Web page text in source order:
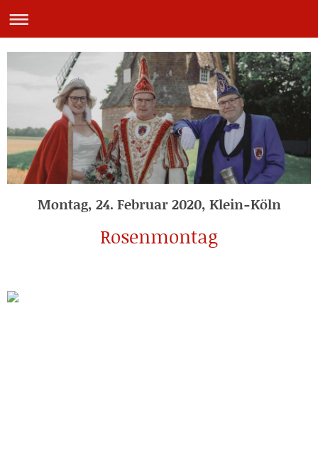
Montag, 24. Februar 2020, Klein-Köln
Rosenmontag